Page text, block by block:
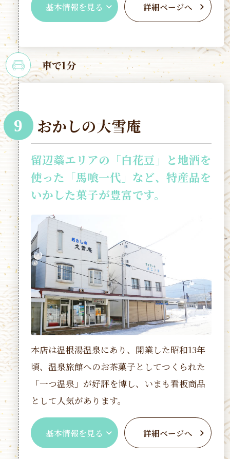
基本情報を見る 詳細ページへ
車で1分
9 おかしの大雪庵
留辺蘂エリアの「白花豆」と地酒を
使った「馬喰一代」など、特産品を
いかした菓子が豊富です。
本店は温根湯温泉にあり、開業した昭和13年
頃、温泉旅館へのお茶菓子としてつくられた
「一つ温泉」が好評を博し、いまも看板商品
として人気があります。
基本情報を見る 詳細ページへ